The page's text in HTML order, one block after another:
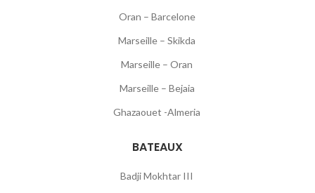
Oran – Barcelone
Marseille – Skikda
Marseille – Oran
Marseille – Bejaia
Ghazaouet -Almeria
BATEAUX
Badji Mokhtar III